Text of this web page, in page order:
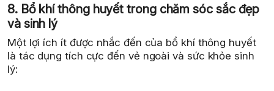
8. Bổ khí thông huyết trong chăm sóc sắc đẹp
và sinh lý
Một lợi ích ít được nhắc đến của bổ khí thông huyết
là tác dụng tích cực đến vẻ ngoài và sức khỏe sinh
lý: